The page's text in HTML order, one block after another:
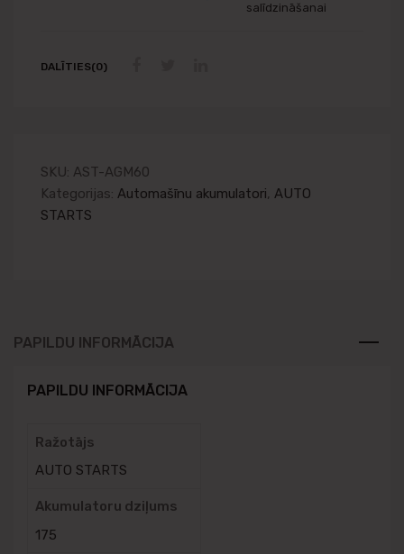
salīdzināšanai
DALĪTIES(0)
SKU: AST-AGM60
Kategorijas: Automašīnu akumulatori, AUTO
STARTS
PAPILDU INFORMĀCIJA
PAPILDU INFORMĀCIJA
Ražotājs
AUTO STARTS
Akumulatoru dziļums
175